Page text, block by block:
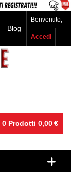
Blog
Benvenuto,
Accedi
0 Prodotti 0,00 €